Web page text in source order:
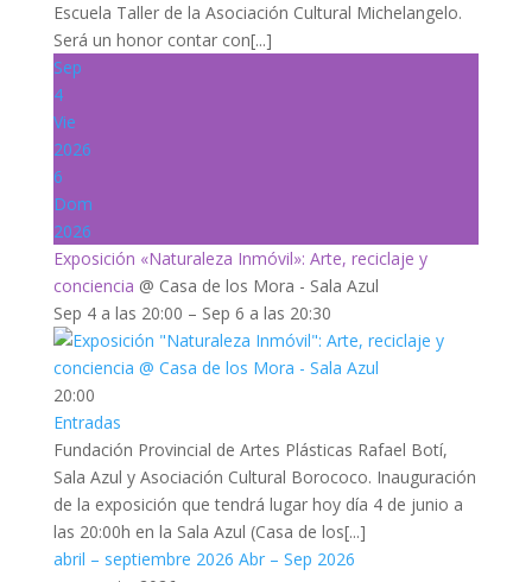
Escuela Taller de la Asociación Cultural Michelangelo.
Será un honor contar con[...]
Sep
4
Vie
2026
6
Dom
2026
Exposición «Naturaleza Inmóvil»: Arte, reciclaje y
conciencia @ Casa de los Mora - Sala Azul
Sep 4 a las 20:00 – Sep 6 a las 20:30
20:00
Entradas
Fundación Provincial de Artes Plásticas Rafael Botí,
Sala Azul y Asociación Cultural Borococo. Inauguración
de la exposición que tendrá lugar hoy día 4 de junio a
las 20:00h en la Sala Azul (Casa de los[...]
abril – septiembre 2026 Abr – Sep 2026